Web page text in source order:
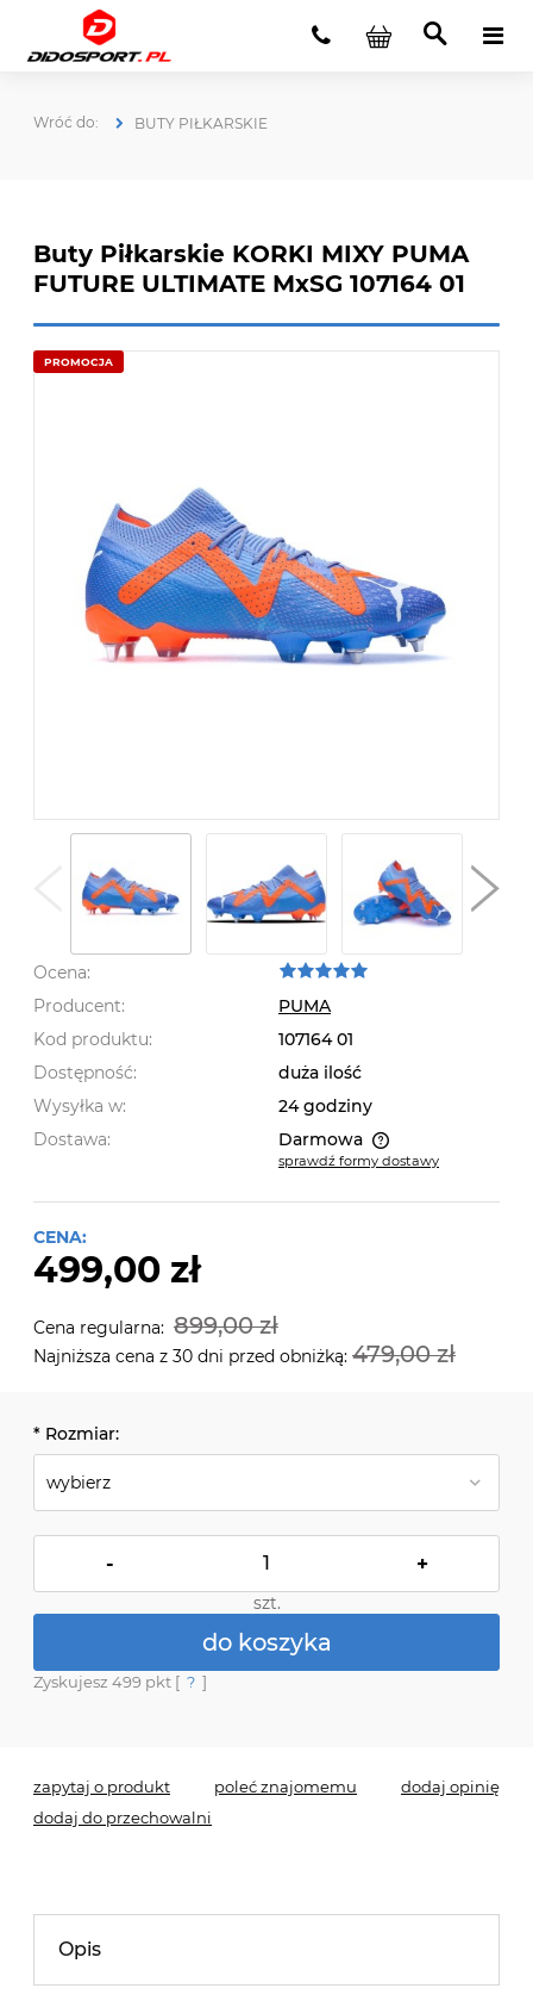
BUTY PIŁKARSKIE
Buty Piłkarskie KORKI MIXY PUMA
FUTURE ULTIMATE MxSG 107164 01
PROMOCJA
Ocena:
Producent:
PUMA
Kod produktu:
107164 01
Dostępność:
duża ilość
Wysyłka w:
24 godziny
Dostawa:
Darmowa
Cena nie zawiera ewentualnych kosztów płatności
sprawdź formy dostawy
CENA:
499,00 zł
Cena regularna: 899,00 zł
Najniższa cena z 30 dni przed obniżką: 479,00 zł
* Rozmiar:
- +
szt.
do koszyka
Zyskujesz 499 pkt [ ? ]
zapytaj o produkt poleć znajomemu
dodaj opinię
dodaj do przechowalni
Opis